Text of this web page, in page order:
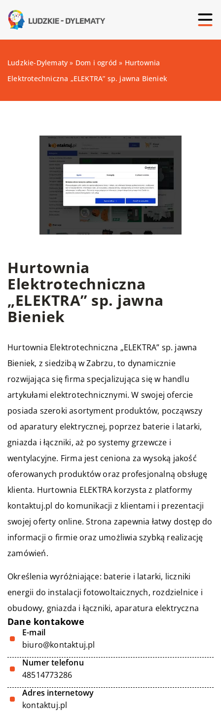
Ludzkie-Dylematy » Dom i ogród » Hurtownia
Elektrotechniczna „ELEKTRA” sp. jawna Bieniek
Hurtownia
Elektrotechniczna
„ELEKTRA” sp. jawna
Bieniek
Hurtownia Elektrotechniczna „ELEKTRA” sp. jawna
Bieniek, z siedzibą w Zabrzu, to dynamicznie
rozwijająca się firma specjalizująca się w handlu
artykułami elektrotechnicznymi. W swojej ofercie
posiada szeroki asortyment produktów, począwszy
od aparatury elektrycznej, poprzez baterie i latarki,
gniazda i łączniki, aż po systemy grzewcze i
wentylacyjne. Firma jest ceniona za wysoką jakość
oferowanych produktów oraz profesjonalną obsługę
klienta. Hurtownia ELEKTRA korzysta z platformy
kontaktuj.pl do komunikacji z klientami i prezentacji
swojej oferty online. Strona zapewnia łatwy dostęp do
informacji o firmie oraz umożliwia szybką realizację
zamówień.
Określenia wyróżniające: baterie i latarki, liczniki
energii do instalacji fotowoltaicznych, rozdzielnice i
obudowy, gniazda i łączniki, aparatura elektryczna
Dane kontakowe
E-mail
biuro@kontaktuj.pl
Numer telefonu
48514773286
Adres internetowy
kontaktuj.pl